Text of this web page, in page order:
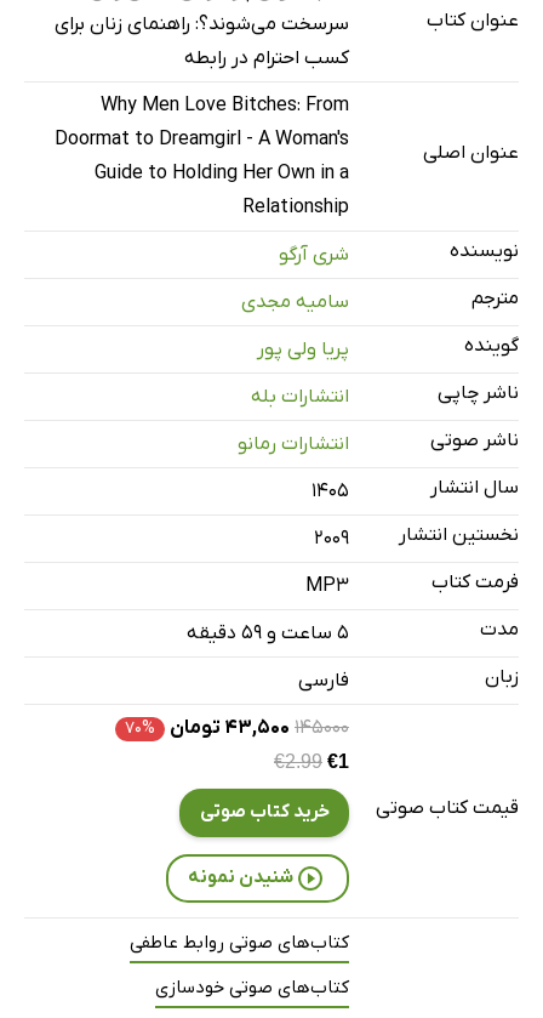
40 دقیقه فصل اول: از پادری تا دختر رؤیاها
فصل دوم: چرا مردها زیرک‌ها را ترجیح می‌دهند؟
21 دقیقه فصل سوم: دوره‌ی نامزدی
فصل چهارم: چگونه کارگردان رابطه‌ی خود باشیم؟
فصل پنجم: دیگر از غر زدن دست بردارید
فصل ششم: راهنمای کاربردی نقشه‌ی بازی تیم مقابل
فصل هفتم: حفظ غرور و شخصیت در مسائل مالی
فصل هشتم: چگونه ذهن او را از نو درگیر خود کنید
فصل نهم: نسخه‌ی نو و بهبودیافته‌ی یک زن زیرک
عنوان کتاب
سرسخت می‌شوند؟: راهنمای زنان برای
کسب احترام در رابطه
عنوان اصلی
Why Men Love Bitches: From
Doormat to Dreamgirl - A Woman's
Guide to Holding Her Own in a
Relationship
نویسنده
شری آرگو
مترجم
سامیه مجدی
گوینده
پریا ولی پور
ناشر چاپی
انتشارات بله
ناشر صوتی
انتشارات رمانو
سال انتشار
۱۴۰۵
نخستین انتشار
2009
فرمت کتاب
MP3
مدت
۵ ساعت و ۵۹ دقیقه
زبان
فارسی
قیمت کتاب صوتی
۱۴۵۰۰۰ ۴۳,۵۰۰ تومان ۷۰%
€2.99 €1
خرید کتاب صوتی
شنیدن نمونه
کتاب‌های صوتی روابط عاطفی
کتاب‌های صوتی خودسازی